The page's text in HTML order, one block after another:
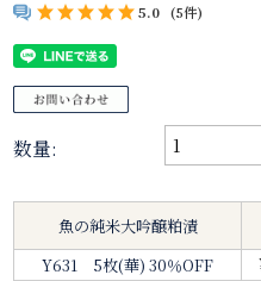
5.0 (5件)
数量:
魚の純米大吟醸粕漬
Y631 5枚(華) 30％OFF